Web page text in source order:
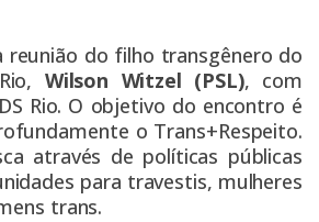
reunião do filho transgênero do
Wilson Witzel (PSL), com
Rio. O objetivo do encontro é
o Trans+Respeito.
através de políticas públicas
para travestis, mulheres
trans.